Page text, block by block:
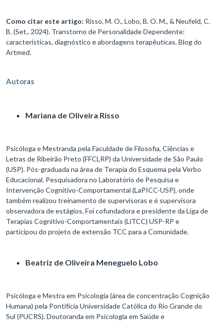
Como citar este artigo: Risso, M. O., Lobo, B. O. M., & Neufeld, C.
B. (Set., 2024). Transtorno de Personalidade Dependente:
características, diagnóstico e abordagens terapêuticas. Blog do
Artmed.
Autoras
Mariana de Oliveira Risso
Psicóloga e Mestranda pela Faculdade de Filosofia, Ciências e
Letras de Ribeirão Preto (FFCLRP) da Universidade de São Paulo
(USP). Pós-graduada na área de Terapia do Esquema pela Verbo
Educacional. Pesquisadora no Laboratório de Pesquisa e
Intervenção Cognitivo-Comportamental (LaPICC-USP), onde
também realizou treinamento de supervisoras e é supervisora
observadora de estágios. Foi cofundadora e presidente da Liga de
Terapias Cognitivo-Comportamentais (LiTCC) USP-RP e
participou do projeto de extensão TCC para a Comunidade.
Beatriz de Oliveira Meneguelo Lobo
Psicóloga e Mestra em Psicologia (área de concentração Cognição
Humana) pela Pontifícia Universidade Católica do Rio Grande do
Sul (PUCRS). Doutoranda em Psicologia em Saúde e